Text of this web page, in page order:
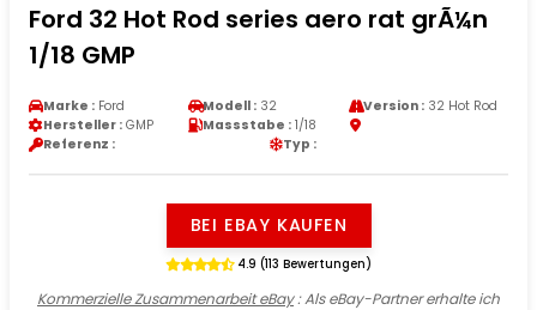
Ford 32 Hot Rod series aero rat grÃ¼n
1/18 GMP
Marke : Ford Modell : 32 Version :32 Hot Rod
Hersteller : GMP Massstabe : 1/18
Referenz :
Typ :
BEI EBAY KAUFEN
4.9 (113 Bewertungen)
Kommerzielle Zusammenarbeit eBay: Als eBay-Partner erhalte ich